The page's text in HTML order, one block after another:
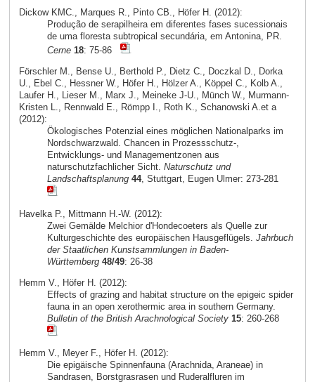
Dickow KMC., Marques R., Pinto CB., Höfer H. (2012):
Produção de serapilheira em diferentes fases sucessionais
de uma floresta subtropical secundária, em Antonina, PR.
Cerne 18: 75-86
Förschler M., Bense U., Berthold P., Dietz C., Doczkal D., Dorka
U., Ebel C., Hessner W., Höfer H., Hölzer A., Köppel C., Kolb A.,
Laufer H., Lieser M., Marx J., Meineke J-U., Münch W., Murmann-
Kristen L., Rennwald E., Römpp I., Roth K., Schanowski A.et a
(2012):
Ökologisches Potenzial eines möglichen Nationalparks im
Nordschwarzwald. Chancen in Prozessschutz-,
Entwicklungs- und Managementzonen aus
naturschutzfachlicher Sicht. Naturschutz und
Landschaftsplanung 44, Stuttgart, Eugen Ulmer: 273-281
Havelka P., Mittmann H.-W. (2012):
Zwei Gemälde Melchior d'Hondecoeters als Quelle zur
Kulturgeschichte des europäischen Hausgeflügels. Jahrbuch
der Staatlichen Kunstsammlungen in Baden-
Württemberg 48/49: 26-38
Hemm V., Höfer H. (2012):
Effects of grazing and habitat structure on the epigeic spider
fauna in an open xerothermic area in southern Germany.
Bulletin of the British Arachnological Society 15: 260-268
Hemm V., Meyer F., Höfer H. (2012):
Die epigäische Spinnenfauna (Arachnida, Araneae) in
Sandrasen, Borstgrasrasen und Ruderalfluren im